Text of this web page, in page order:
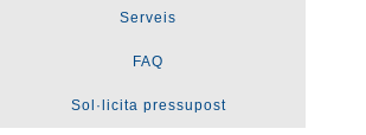
Serveis
FAQ
Sol·licita pressupost